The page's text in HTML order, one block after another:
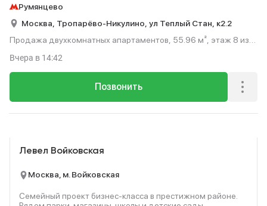
Румянцево
Москва, Тропарёво-Никулино, ул Теплый Стан, к2.2
Продажа двухкомнатных апартаментов, 55.96 м², этаж 8 из
Позвонить
Вчера в 14:42
Левел Войковская
Москва, м. Войковская
Семейный проект бизнес-класса в престижном районе.